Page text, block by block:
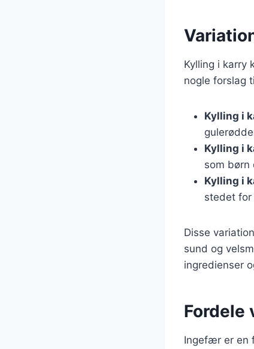
Kylling i karry
nogle forslag
Kylling i
Kylling i
som børn
Kylling i
stedet for
Disse
sund og
ingredienser
Fordele
Ingefær er en